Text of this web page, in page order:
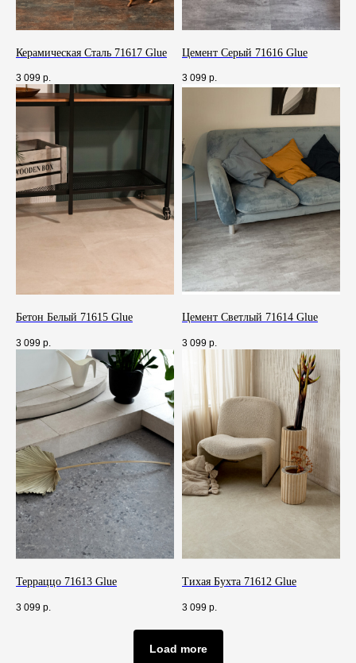
Керамическая Сталь 71617 Glue
3 099 р.
Цемент Серый 71616 Glue
3 099 р.
Бетон Белый 71615 Glue
3 099 р.
Цемент Светлый 71614 Glue
3 099 р.
Терраццо 71613 Glue
3 099 р.
Тихая Бухта 71612 Glue
3 099 р.
Load more
2026. ESparket
Политика конфиденциальности
Режим работы: 10:00 – 22:00
Салон переезжает.
О новом месте расположения
сообщим позже.
+7 (964) 648-48-86
Московская область, г. Красногорск,
ул. Международная, д. 6, «Твой дом»
Шоурум 2